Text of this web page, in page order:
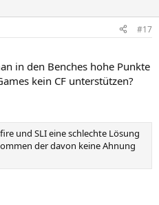
#17
in den Benches hohe Punkte
kein CF unterstützen?
und SLI eine schlechte Lösung
der davon keine Ahnung